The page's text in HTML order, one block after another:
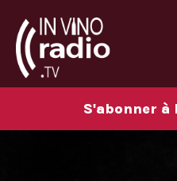
S'abonner à